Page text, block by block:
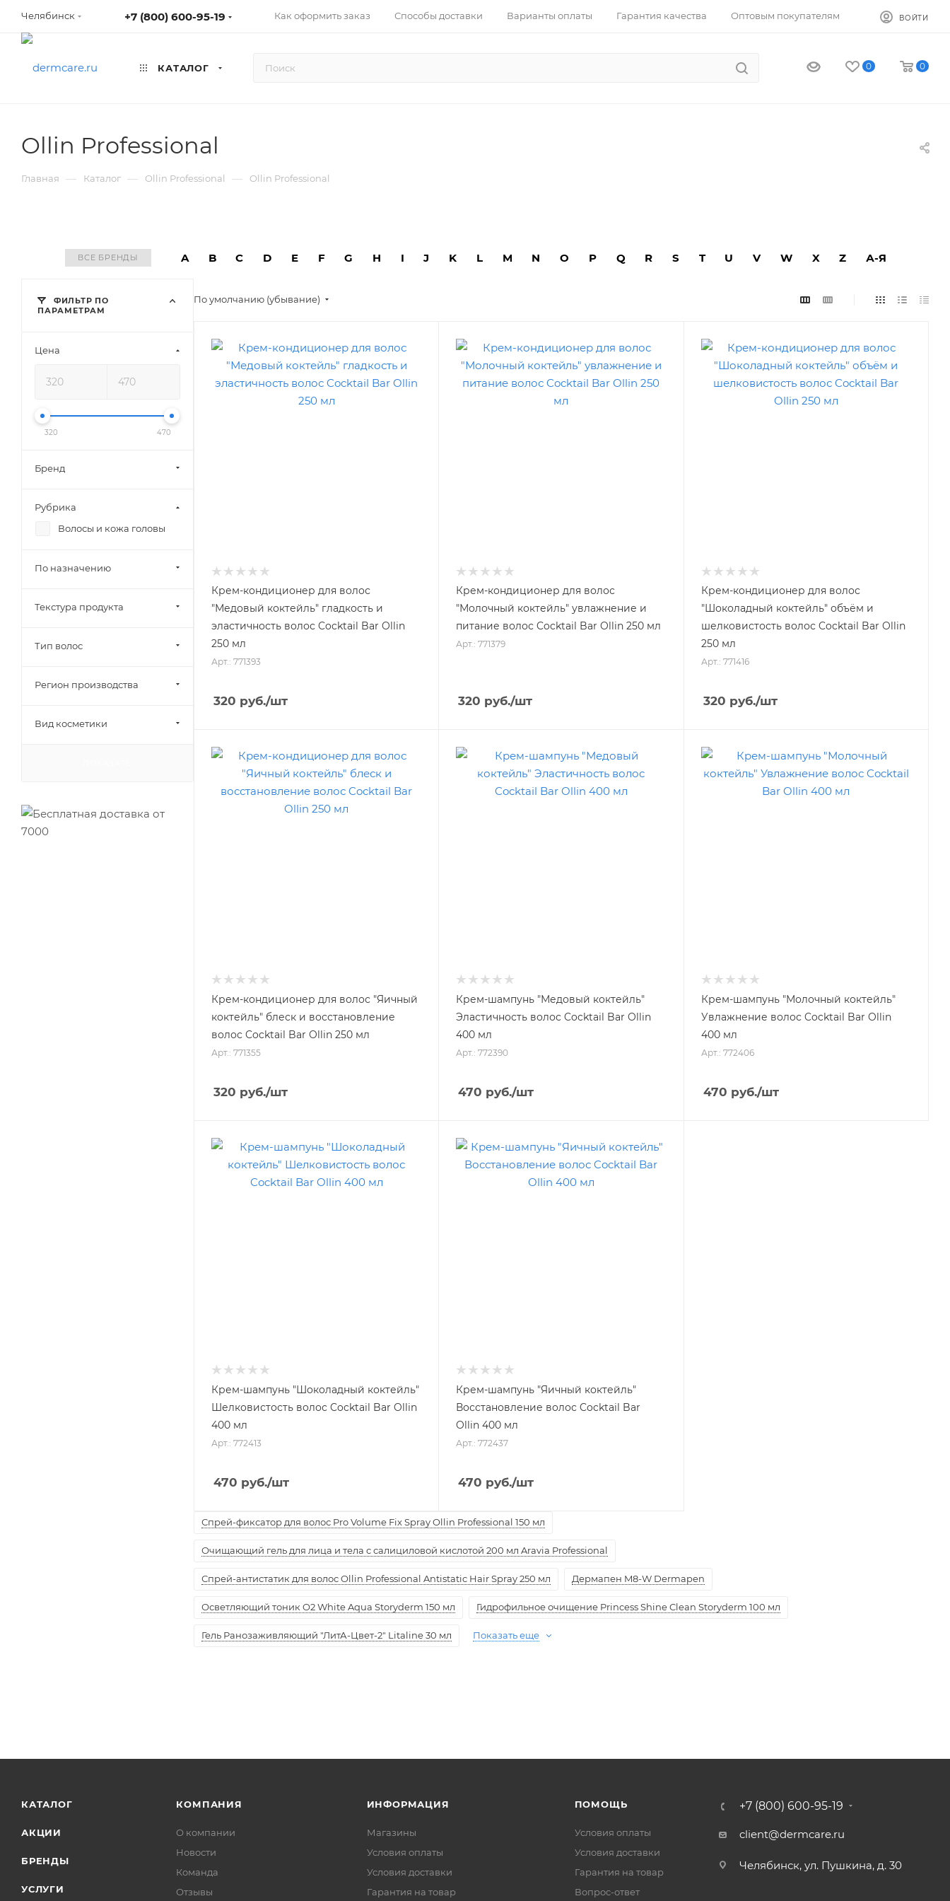
Челябинск +7 (800) 600-95-19 Как оформить заказ Способы доставки Варианты оплаты Гарантия качества Оптовым покупателям ВОЙТИ
КАТАЛОГ 0 0
Ollin Professional
Главная — Каталог — Ollin Professional — Ollin Professional
ВСЕ БРЕНДЫ A B C D E F G H I J K L M N O P Q R S T U V W X Z А-Я
По умолчанию (убывание)
Крем-кондиционер для волос
"Медовый коктейль" гладкость и
эластичность волос Cocktail Bar Ollin
250 мл
Арт.: 771393
320 руб./шт
Крем-кондиционер для волос
"Молочный коктейль" увлажнение и
питание волос Cocktail Bar Ollin 250 мл
Арт.: 771379
320 руб./шт
Крем-кондиционер для волос
"Шоколадный коктейль" объём и
шелковистость волос Cocktail Bar Ollin
250 мл
Арт.: 771416
320 руб./шт
Крем-кондиционер для волос "Яичный
коктейль" блеск и восстановление
волос Cocktail Bar Ollin 250 мл
Арт.: 771355
320 руб./шт
Крем-шампунь "Медовый коктейль"
Эластичность волос Cocktail Bar Ollin
400 мл
Арт.: 772390
470 руб./шт
Крем-шампунь "Молочный коктейль"
Увлажнение волос Cocktail Bar Ollin
400 мл
Арт.: 772406
470 руб./шт
Крем-шампунь "Шоколадный коктейль"
Шелковистость волос Cocktail Bar Ollin
400 мл
Арт.: 772413
470 руб./шт
Крем-шампунь "Яичный коктейль"
Восстановление волос Cocktail Bar
Ollin 400 мл
Арт.: 772437
470 руб./шт
Спрей-фиксатор для волос Pro Volume Fix Spray Ollin Professional 150 мл
Очищающий гель для лица и тела с салициловой кислотой 200 мл Aravia Professional
Спрей-антистатик для волос Ollin Professional Antistatic Hair Spray 250 мл Дермапен M8-W Dermapen
Осветляющий тоник O2 White Aqua Storyderm 150 мл Гидрофильное очищение Princess Shine Clean Storyderm 100 мл
Гель Ранозаживляющий "ЛитА-Цвет-2" Litaline 30 мл Показать еще
ФИЛЬТР ПО
ПАРАМЕТРАМ
Цена
320 470
Бренд
Рубрика
Волосы и кожа головы
По назначению
Текстура продукта
Тип волос
Регион производства
Вид косметики
КАТАЛОГ
АКЦИИ
БРЕНДЫ
УСЛУГИ
КОМПАНИЯ
О компании
Новости
Команда
Отзывы
ИНФОРМАЦИЯ
Магазины
Условия оплаты
Условия доставки
Гарантия на товар
ПОМОЩЬ
Условия оплаты
Условия доставки
Гарантия на товар
Вопрос-ответ
+7 (800) 600-95-19
client@dermcare.ru
Челябинск, ул. Пушкина, д. 30